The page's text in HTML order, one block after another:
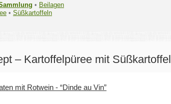
• Beilagen
• Süßkartoffeln
– Kartoffelpüree mit Süßkartoffel
mit Rotwein - “Dinde au Vin”